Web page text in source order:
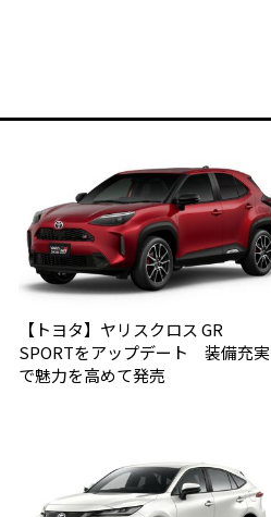
【トヨタ】ヤリスクロス GR
SPORTをアップデート 装備充実
で魅力を高めて発売